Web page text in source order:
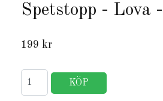
Spetstopp - Lova
199 kr